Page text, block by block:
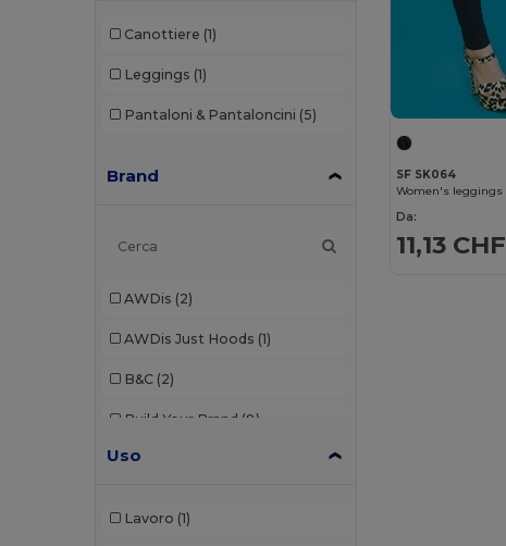
Canottiere (1)
Leggings (1)
Pantaloni & Pantaloncini (5)
Brand
AWDis (2)
AWDis Just Hoods (1)
B&C (2)
Build Your Brand (8)
Ecologie
Uso
Lavoro (1)
SF SK064
Women's leggings
Da:
11,13 CHF